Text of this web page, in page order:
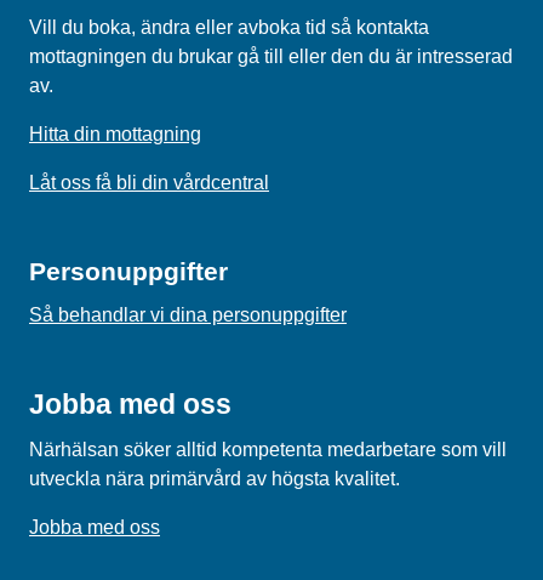
Vill du boka, ändra eller avboka tid så kontakta
mottagningen du brukar gå till eller den du är intresserad
av.
Hitta din mottagning
Låt oss få bli din vårdcentral
Personuppgifter
Så behandlar vi dina personuppgifter
Jobba med oss
Närhälsan söker alltid kompetenta medarbetare som vill
utveckla nära primärvård av högsta kvalitet.
Jobba med oss